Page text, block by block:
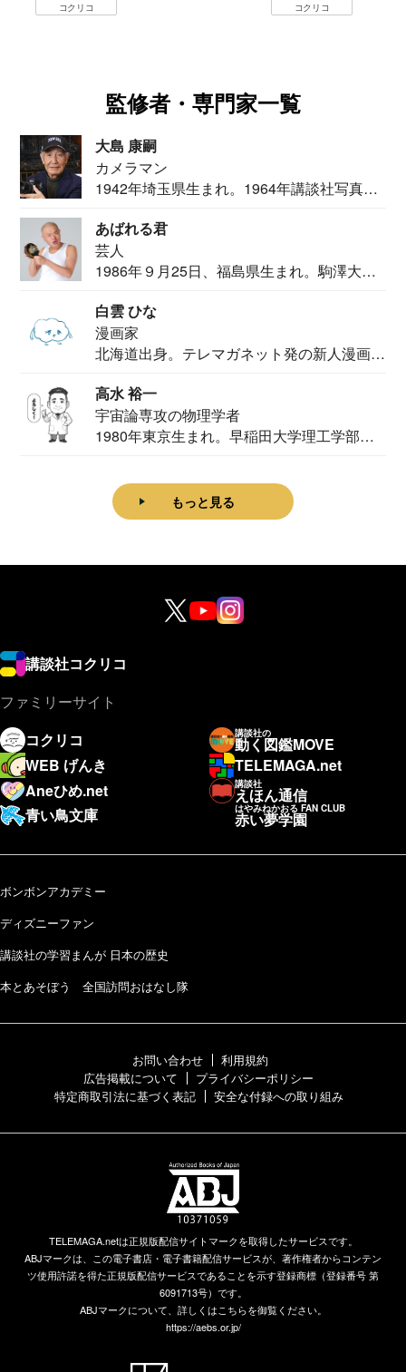
コクリコ コクリコ
監修者・専門家一覧
大島 康嗣
カメラマン
1942年埼玉県生まれ。1964年講談社写真部
あばれる君
芸人
1986年９月25日、福島県生まれ。駒澤大学
白雲 ひな
漫画家
北海道出身。テレマガネット発の新人漫画
高水 裕一
宇宙論専攻の物理学者
1980年東京生まれ。早稲田大学理工学部物
もっと見る
講談社コクリコ
ファミリーサイト
コクリコ
講談社の
動く図鑑MOVE
WEB げんき
TELEMAGA.net
Aneひめ.net
講談社
えほん通信
青い鳥文庫
はやみねかおる FAN CLUB
赤い夢学園
ボンボンアカデミー
ディズニーファン
講談社の学習まんが 日本の歴史
本とあそぼう 全国訪問おはなし隊
お問い合わせ
利用規約
広告掲載について
プライバシーポリシー
特定商取引法に基づく表記
安全な付録への取り組み
TELEMAGA.netは正規版配信サイトマークを取得したサービスです。
ABJマークは、この電子書店・電子書籍配信サービスが、著作権者からコンテン
ツ使用許諾を得た正規版配信サービスであることを示す登録商標（登録番号 第
6091713号）です。
ABJマークについて、詳しくはこちらを御覧ください。
https://aebs.or.jp/